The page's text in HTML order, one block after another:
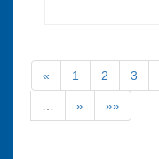
« 1 2 3
» »»